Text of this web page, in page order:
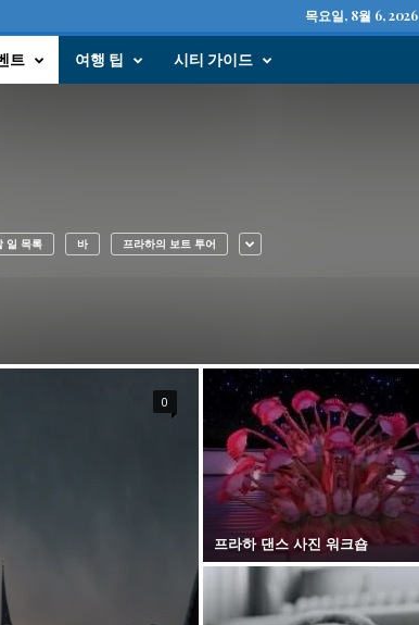
목요일, 8월 6, 2026
트 여행 팁 시티 가이드
일 목록 바 프라하의 보트 투어
0
프라하 댄스 사진 워크숍